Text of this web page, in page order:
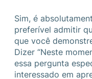
Sim, é
preferível admitir
que você
Dizer “Neste
essa pergunta
interessado em